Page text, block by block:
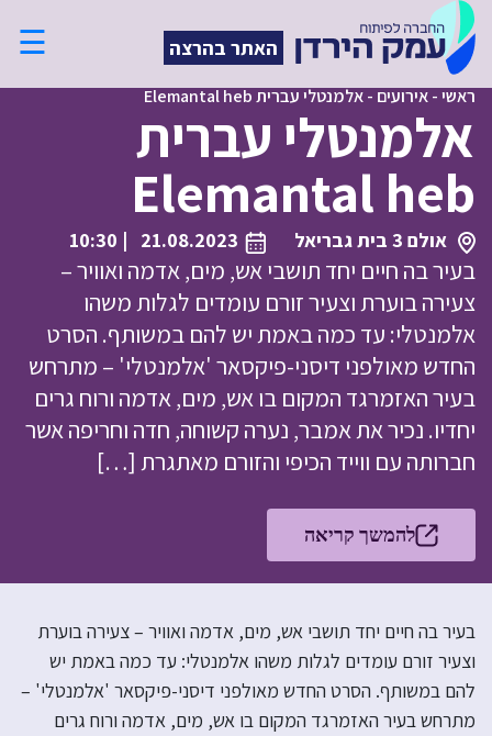
האתר בהרצה ☰
ראשי-אירועים -אלמנטלי עברית Elemantal heb
אלמנטלי עברית
Elemantal heb
אולם 3 בית גבריאל 21.08.2023
| 10:30
בעיר בה חיים יחד תושבי אש, מים, אדמה ואוויר –
צעירה בוערת וצעיר זורם עומדים לגלות משהו
אלמנטלי: עד כמה באמת יש להם במשותף. הסרט
החדש מאולפני דיסני-פיקסאר 'אלמנטלי' – מתרחש
בעיר האזמרגד המקום בו אש, מים, אדמה ורוח גרים
יחדיו. נכיר את אמבר, נערה קשוחה, חדה וחריפה אשר
חברותה עם ווייד הכיפי והזורם מאתגרת […]
להמשך קריאה
בעיר בה חיים יחד תושבי אש, מים, אדמה ואוויר – צעירה בוערת
וצעיר זורם עומדים לגלות משהו אלמנטלי: עד כמה באמת יש
להם במשותף. הסרט החדש מאולפני דיסני-פיקסאר 'אלמנטלי' –
מתרחש בעיר האזמרגד המקום בו אש, מים, אדמה ורוח גרים